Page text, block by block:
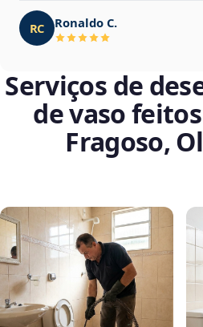
RC Ronaldo C.
Serviços de
de vaso
Fragoso,